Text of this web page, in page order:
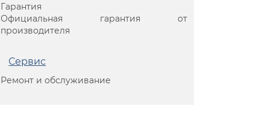
Гарантия
Официальная гарантия от
производителя
Сервис
Ремонт и обслуживание